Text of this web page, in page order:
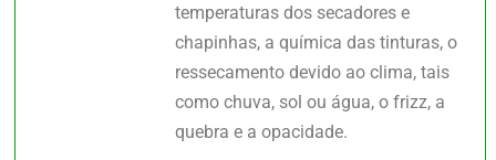
temperaturas dos secadores e
chapinhas, a química das tinturas, o
ressecamento devido ao clima, tais
como chuva, sol ou água, o frizz, a
quebra e a opacidade.